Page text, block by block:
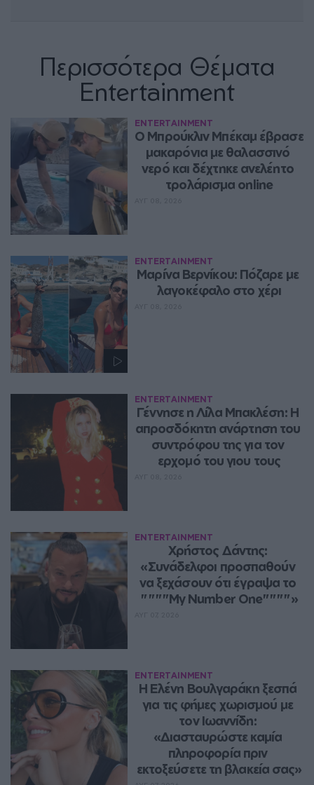
Περισσότερα Θέματα
Entertainment
ENTERTAINMENT
Ο Μπρούκλιν Μπέκαμ έβρασε
μακαρόνια με θαλασσινό
νερό και δέχτηκε ανελέητο
τρολάρισμα online
ENTERTAINMENT
Μαρίνα Βερνίκου: Πόζαρε με
λαγοκέφαλο στο χέρι
ENTERTAINMENT
Γέννησε η Λίλα Μπακλέση: Η
απροσδόκητη ανάρτηση του
συντρόφου της για τον
ερχομό του γιου τους
ENTERTAINMENT
Χρήστος Δάντης:
«Συνάδελφοι προσπαθούν
να ξεχάσουν ότι έγραψα το
""""My Number One""""»
ENTERTAINMENT
Η Ελένη Βουλγαράκη ξεσπά
για τις φήμες χωρισμού με
τον Ιωαννίδη:
«Διασταυρώστε καμία
πληροφορία πριν
εκτοξεύσετε τη βλακεία σας»